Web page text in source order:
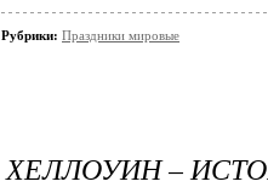
Рубрики: Праздники мировые
ХЕЛЛОУИН –